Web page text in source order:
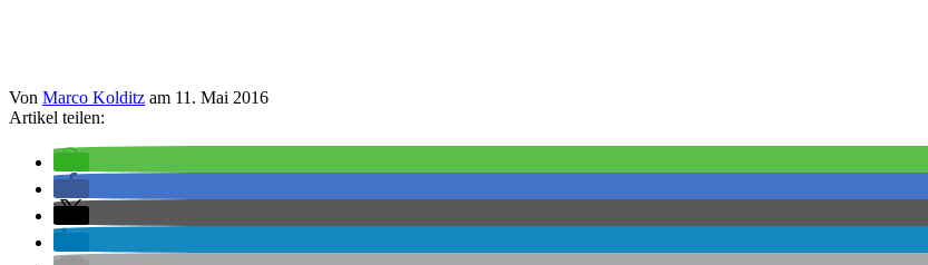
Von Marco Kolditz am 11. Mai 2016
Artikel teilen: